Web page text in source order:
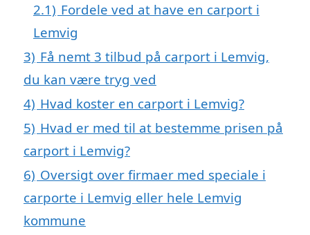
2.1) Fordele ved at have en carport i
Lemvig
3) Få nemt 3 tilbud på carport i Lemvig,
du kan være tryg ved
4) Hvad koster en carport i Lemvig?
5) Hvad er med til at bestemme prisen på
carport i Lemvig?
6) Oversigt over firmaer med speciale i
carporte i Lemvig eller hele Lemvig
kommune